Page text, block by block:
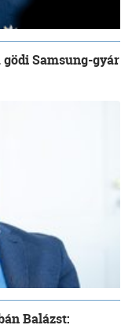
Samsung-gyár
Balázst: